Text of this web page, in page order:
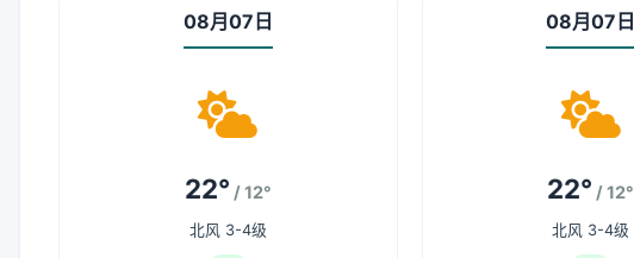
08月07日
22° / 12°
北风 3-4级
08月07日
22° / 12°
北风 3-4级